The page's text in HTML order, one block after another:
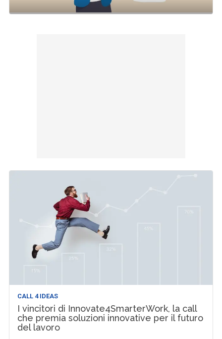
CALL 4 IDEAS
I vincitori di Innovate4SmarterWork, la call
che premia soluzioni innovative per il futuro
del lavoro